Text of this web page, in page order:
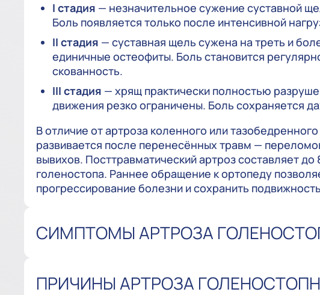
I стадия — незначительное сужение суставной
Боль появляется только после интенсивной
II стадия — суставная щель сужена на треть и
единичные остеофиты. Боль становится
скованность.
III стадия — хрящ практически полностью
движения резко ограничены. Боль сохраняется
В отличие от артроза коленного или
развивается после перенесённых травм —
вывихов. Посттравматический артроз составляет
голеностопа. Раннее обращение к ортопеду
прогрессирование болезни и сохранить
СИМПТОМЫ АРТРОЗА
ПРИЧИНЫ АРТРОЗА